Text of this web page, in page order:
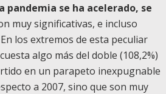
pandemia se ha acelerado, se
muy significativas, e incluso
los extremos de esta peculiar
algo más del doble (108,2%)
en un parapeto inexpugnable
a 2007, sino que son muy